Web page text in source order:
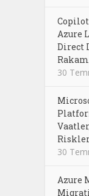
Azure
Direct
30
30
Azure